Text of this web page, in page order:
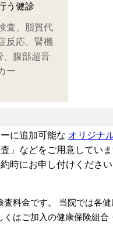
う健診
査、脂質代
反応、腎機
、腹部超音
ー
に追加可能な オリジナ
」などをご用意していま
時にお申し付けください
料金です。 当院では各
はご加入の健康保険組